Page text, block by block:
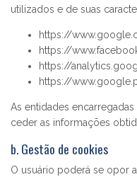
utilizados e de suas
https://
https://
https://
https://
As entidades
ceder as informações
b. Gestão de cookies
O usuário poderá se opor